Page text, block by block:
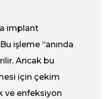
implant
işleme “anında
Ancak bu
için çekim
ve enfeksiyon